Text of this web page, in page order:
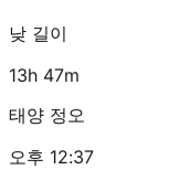
낮 길이
13h 47m
태양 정오
오후 12:37